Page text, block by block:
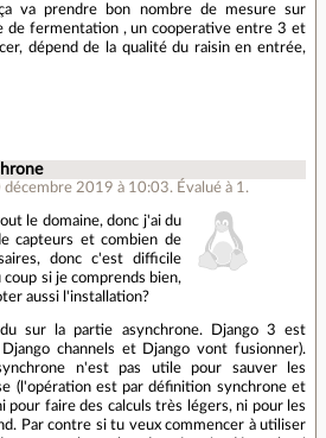
va prendre bon nombre de mesure sur
de fermentation , un cooperative entre 3 et
dépend de la qualité du raisin en entrée,
décembre 2019 à 10:03. Évalué à 1 .
le domaine, donc j'ai du
capteurs et combien de
donc c'est difficile
si je comprends bien,
aussi l'installation?
sur la partie asynchrone. Django 3 est
channels et Django vont fusionner).
n'est pas utile pour sauver les
(l'opération est par définition synchrone et
pour faire des calculs très légers, ni pour les
Par contre si tu veux commencer à utiliser